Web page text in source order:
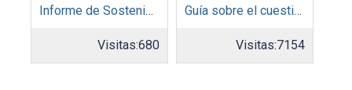
Informe de Sostenibilidad 2025: Parque Arauco
Visitas:680
Guía sobre el cuestionario: Comunicación de Progreso
Visitas:7154